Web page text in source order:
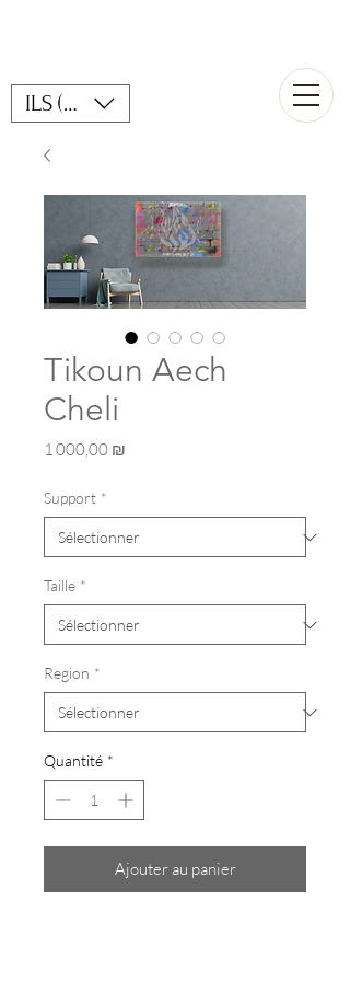
ILS (₪)
Tikoun Aech
Cheli
1 000,00 ₪
Support *
Taille *
Region *
Quantité *
Ajouter au panier